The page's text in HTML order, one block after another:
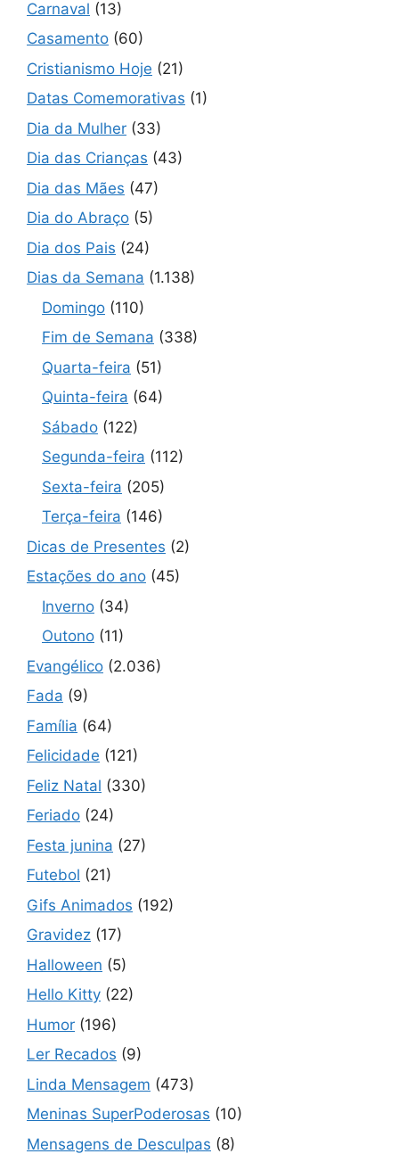
Carnaval (13)
Casamento (60)
Cristianismo Hoje (21)
Datas Comemorativas (1)
Dia da Mulher (33)
Dia das Crianças (43)
Dia das Mães (47)
Dia do Abraço (5)
Dia dos Pais (24)
Dias da Semana (1.138)
Domingo (110)
Fim de Semana (338)
Quarta-feira (51)
Quinta-feira (64)
Sábado (122)
Segunda-feira (112)
Sexta-feira (205)
Terça-feira (146)
Dicas de Presentes (2)
Estações do ano (45)
Inverno (34)
Outono (11)
Evangélico (2.036)
Fada (9)
Família (64)
Felicidade (121)
Feliz Natal (330)
Feriado (24)
Festa junina (27)
Futebol (21)
Gifs Animados (192)
Gravidez (17)
Halloween (5)
Hello Kitty (22)
Humor (196)
Ler Recados (9)
Linda Mensagem (473)
Meninas SuperPoderosas (10)
Mensagens de Desculpas (8)